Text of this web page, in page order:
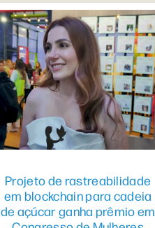
Projeto de rastreabilidade
em blockchain para cadeia
de açúcar ganha prêmio em